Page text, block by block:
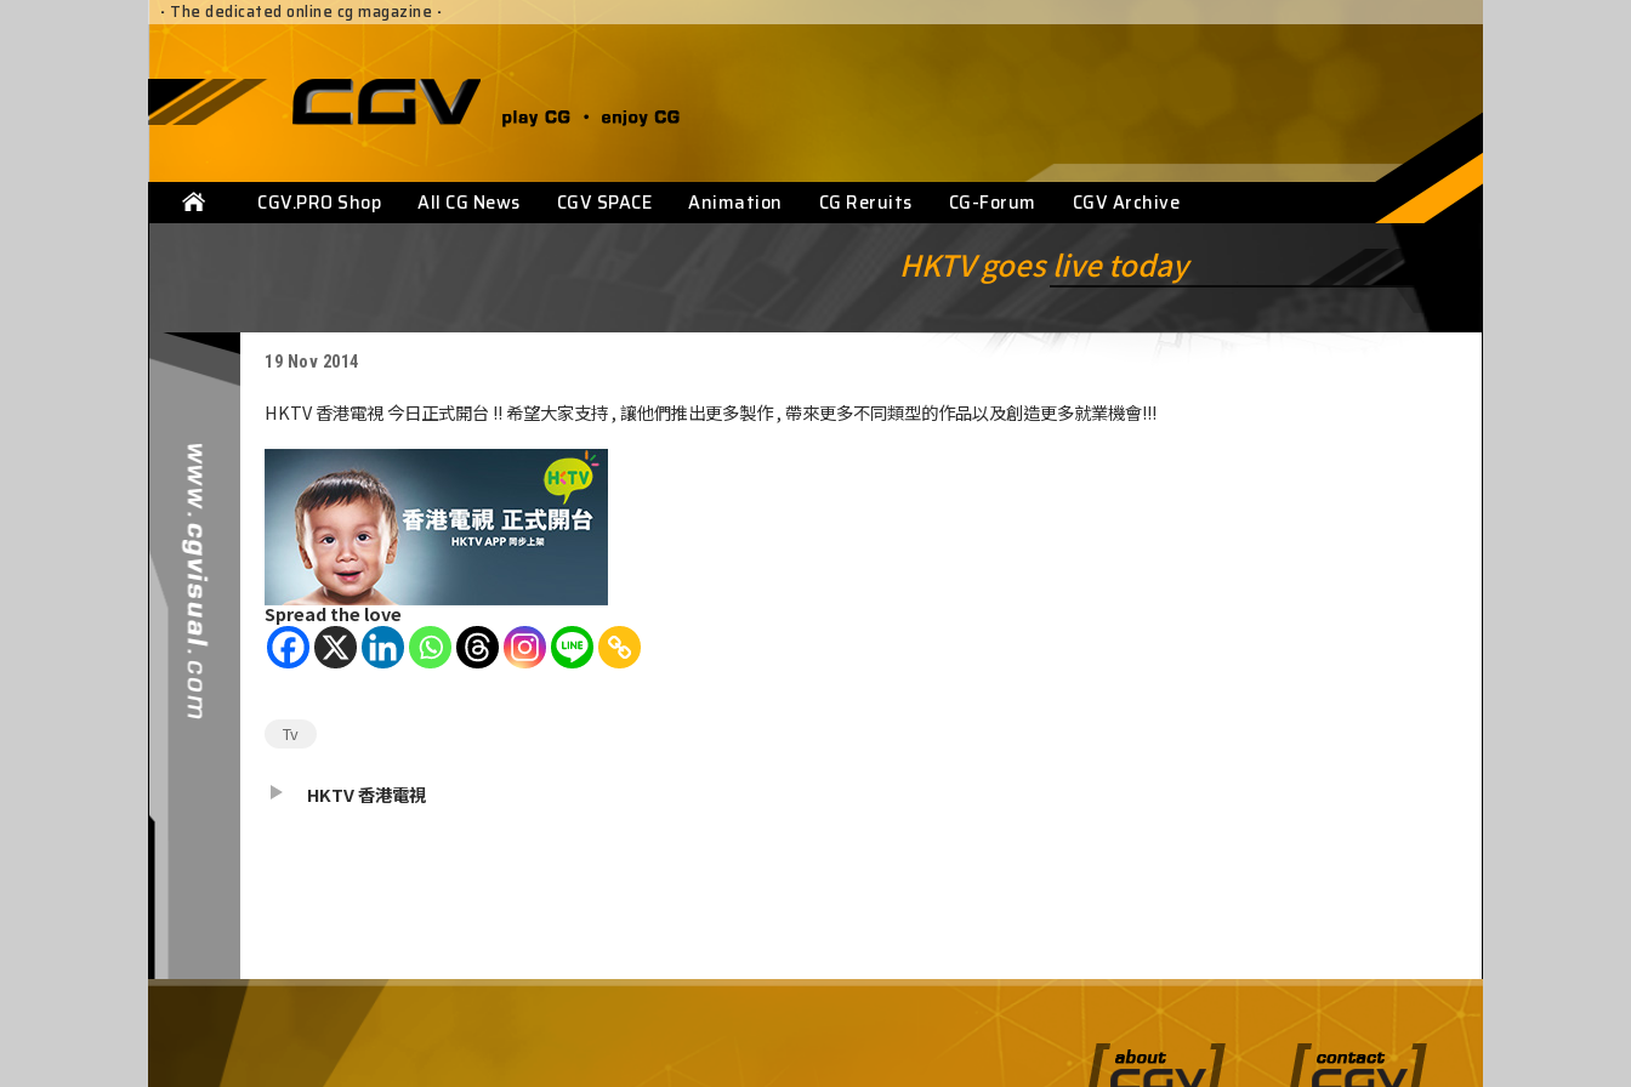
· The dedicated online cg magazine ·
CGV.PRO Shop All CG News CGV SPACE Animation CG Reruits CG-Forum CGV Archive
HKTV goes live today
19 Nov 2014
HKTV 香港電視 今日正式開台 !! 希望大家支持 , 讓他們推出更多製作 , 帶來更多不同類型的作品以及創造更多就業機會!!!
Spread the love
Tv
HKTV 香港電視